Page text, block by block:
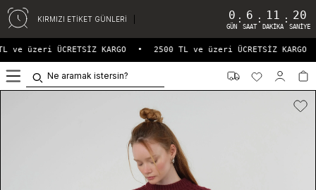
KIRMIZI ETİKET GÜNLERİ 0
GÜN
: 6
SAAT
: 11
DAKIKA
: 20
SANIYE
ve üzeri ÜCRETSİZ KARGO • 2500 TL ve üzeri ÜCRETSİZ KARGO